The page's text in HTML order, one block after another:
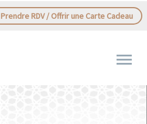
Prendre RDV / Offrir une Carte Cadeau